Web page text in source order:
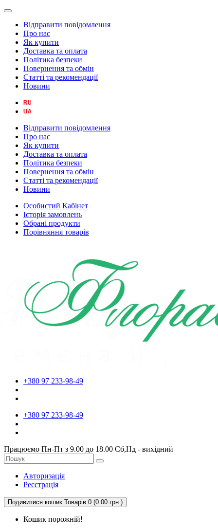
Відправити повідомлення
Про нас
Як купити
Доставка та оплата
Політика безпеки
Повернення та обмін
Статті та рекомендації
Новини
Відправити повідомлення
Про нас
Як купити
Доставка та оплата
Політика безпеки
Повернення та обмін
Статті та рекомендації
Новини
Особистий Кабінет
Історія замовлень
Обрані продукти
Порівняння товарів
+380 97 233-98-49
+380 97 233-98-49
Працюємо Пн-Пт з 9.00 до 18.00 Сб,Нд - вихідний
Авторизація
Реєстрація
Подивитися кошик Товарів 0 (0.00 грн.)
Кошик порожній!